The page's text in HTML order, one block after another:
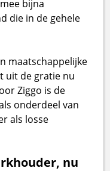
bijna
die in de gehele
maatschappelijke
uit de gratie nu
Ziggo is de
onderdeel van
als losse
nu